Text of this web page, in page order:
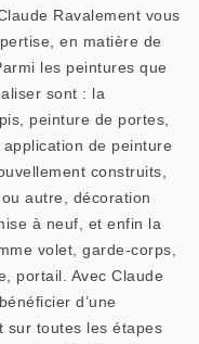
Ravalement vous
en matière de
les peintures que
sont : la
peinture de portes,
de peinture
construits,
autre, décoration
à neuf, et enfin la
volet, garde-corps,
portail. Avec Claude
d’une
sur toutes les étapes